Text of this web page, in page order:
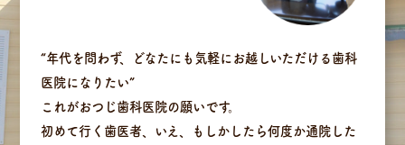
“年代を問わず、どなたにも気軽にお越しいただける歯科
医院になりたい”
これがおつじ歯科医院の願いです。
初めて行く歯医者、いえ、もしかしたら何度か通院した